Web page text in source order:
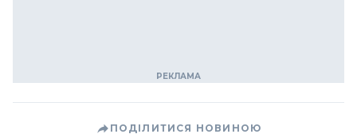
ПОДІЛИТИСЯ НОВИНОЮ